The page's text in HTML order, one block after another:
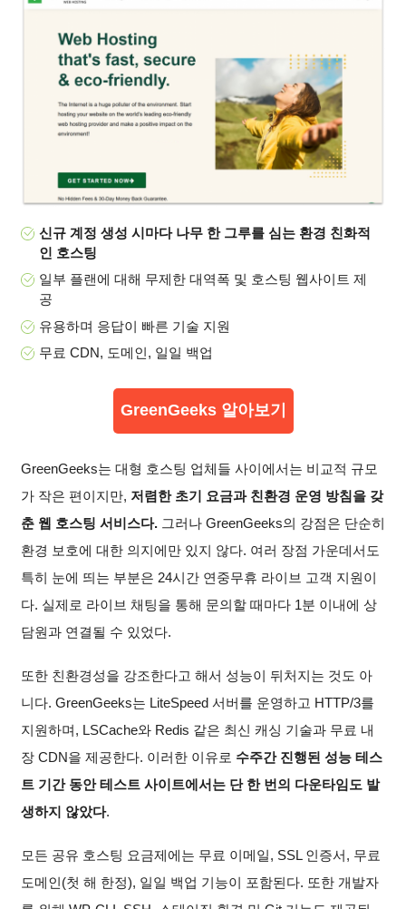
신규 계정 생성 시마다 나무 한 그루를 심는 환경 친화적
인 호스팅
일부 플랜에 대해 무제한 대역폭 및 호스팅 웹사이트 제
공
유용하며 응답이 빠른 기술 지원
무료 CDN, 도메인, 일일 백업
GreenGeeks 알아보기
GreenGeeks는 대형 호스팅 업체들 사이에서는 비교적 규모
가 작은 편이지만, 저렴한 초기 요금과 친환경 운영 방침을 갖
춘 웹 호스팅 서비스다. 그러나 GreenGeeks의 강점은 단순히
환경 보호에 대한 의지에만 있지 않다. 여러 장점 가운데서도
특히 눈에 띄는 부분은 24시간 연중무휴 라이브 고객 지원이
다. 실제로 라이브 채팅을 통해 문의할 때마다 1분 이내에 상
담원과 연결될 수 있었다.
또한 친환경성을 강조한다고 해서 성능이 뒤처지는 것도 아
니다. GreenGeeks는 LiteSpeed 서버를 운영하고 HTTP/3를
지원하며, LSCache와 Redis 같은 최신 캐싱 기술과 무료 내
장 CDN을 제공한다. 이러한 이유로 수주간 진행된 성능 테스
트 기간 동안 테스트 사이트에서는 단 한 번의 다운타임도 발
생하지 않았다.
모든 공유 호스팅 요금제에는 무료 이메일, SSL 인증서, 무료
도메인(첫 해 한정), 일일 백업 기능이 포함된다. 또한 개발자